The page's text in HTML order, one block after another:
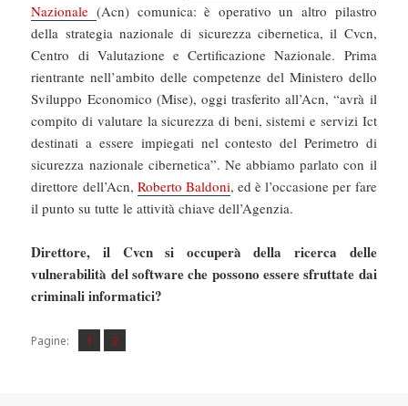
Nazionale(Acn) comunica: è operativo un altro pilastro
della strategia nazionale di sicurezza cibernetica, il Cvcn,
Centro di Valutazione e Certificazione Nazionale. Prima
rientrante nell’ambito delle competenze del Ministero dello
Sviluppo Economico (Mise), oggi trasferito all’Acn, “avrà il
compito di valutare la sicurezza di beni, sistemi e servizi Ict
destinati a essere impiegati nel contesto del Perimetro di
sicurezza nazionale cibernetica”. Ne abbiamo parlato con il
direttore dell’Acn, Roberto Baldoni, ed è l’occasione per fare
il punto su tutte le attività chiave dell’Agenzia.
Direttore, il Cvcn si occuperà della ricerca delle
vulnerabilità del software che possono essere sfruttate dai
criminali informatici?
Pagine: Pagina
1 ,
Pagina
2